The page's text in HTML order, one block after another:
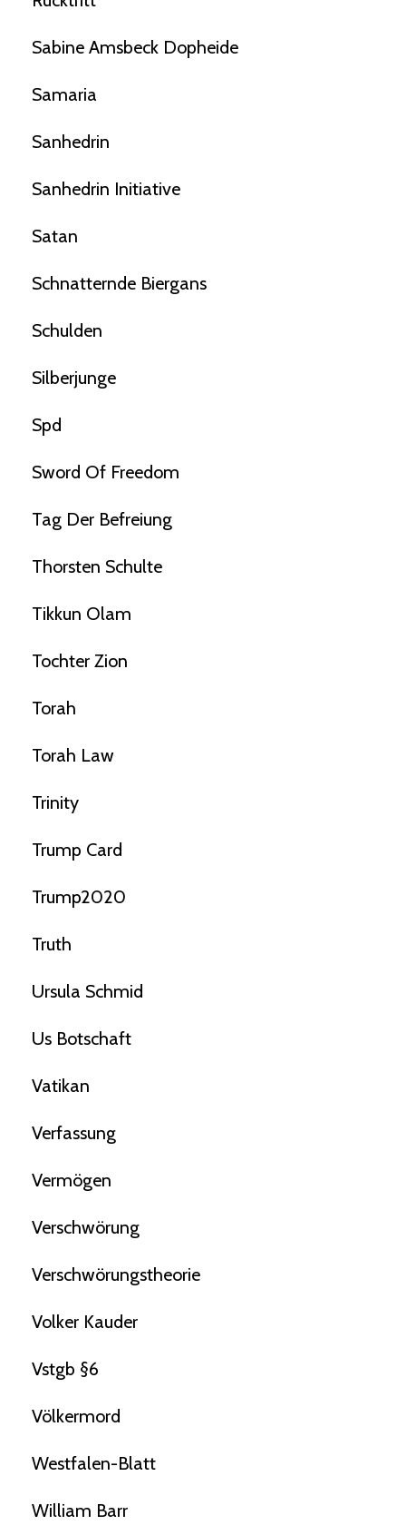
Sabine Amsbeck Dopheide
Samaria
Sanhedrin
Sanhedrin Initiative
Satan
Schnatternde Biergans
Schulden
Silberjunge
Spd
Sword Of Freedom
Tag Der Befreiung
Thorsten Schulte
Tikkun Olam
Tochter Zion
Torah
Torah Law
Trinity
Trump Card
Trump2020
Truth
Ursula Schmid
Us Botschaft
Vatikan
Verfassung
Vermögen
Verschwörung
Verschwörungstheorie
Volker Kauder
Vstgb §6
Völkermord
Westfalen-Blatt
William Barr